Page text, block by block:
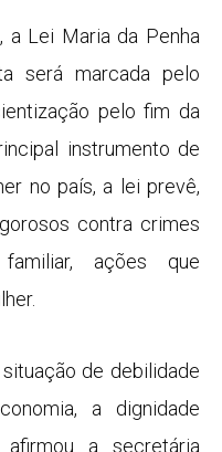
Lei Maria da Penha
será marcada pelo
pelo fim da
instrumento de
no país, a lei prevê,
contra crimes
ações que
de debilidade
a dignidade
a secretária